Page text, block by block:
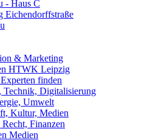
- Haus C
Eichendorffstraße
& Marketing
HTWK Leipzig
finden
Technik, Digitalisierung
Umwelt
Kultur, Medien
Finanzen
Medien